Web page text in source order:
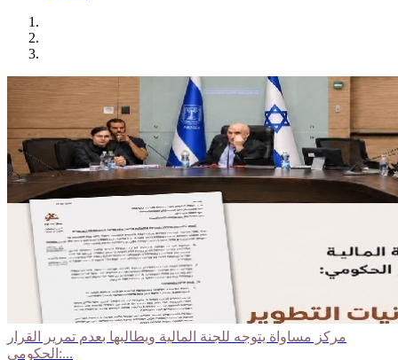
مركز مساواة يتوجه للجنة المالية ويطالبها بعدم تمرير القرار
الحكومي:...